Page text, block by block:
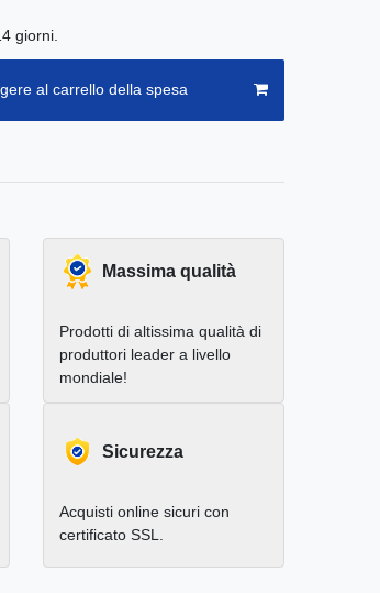
giorni.
al carrello della spesa
Massima qualità
Prodotti di altissima qualità di
produttori leader a livello
mondiale!
Sicurezza
Acquisti online sicuri con
certificato SSL.